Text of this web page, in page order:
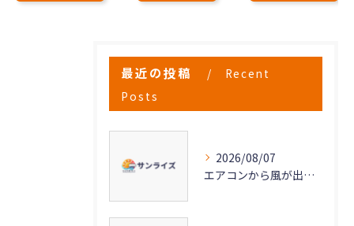
最近の投稿
Recent
Posts
2026/08/07
エアコンから風が出ない原因と対策法